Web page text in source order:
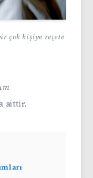
çok kişiye reçete
aittir.